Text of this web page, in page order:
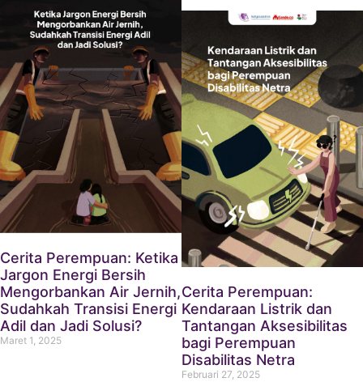
Cerita Perempuan: Ketika
Jargon Energi Bersih
Mengorbankan Air Jernih,
Sudahkah Transisi Energi
Adil dan Jadi Solusi?
Maret 1, 2025
Cerita Perempuan:
Kendaraan Listrik dan
Tantangan Aksesibilitas
bagi Perempuan
Disabilitas Netra
Februari 27, 2025